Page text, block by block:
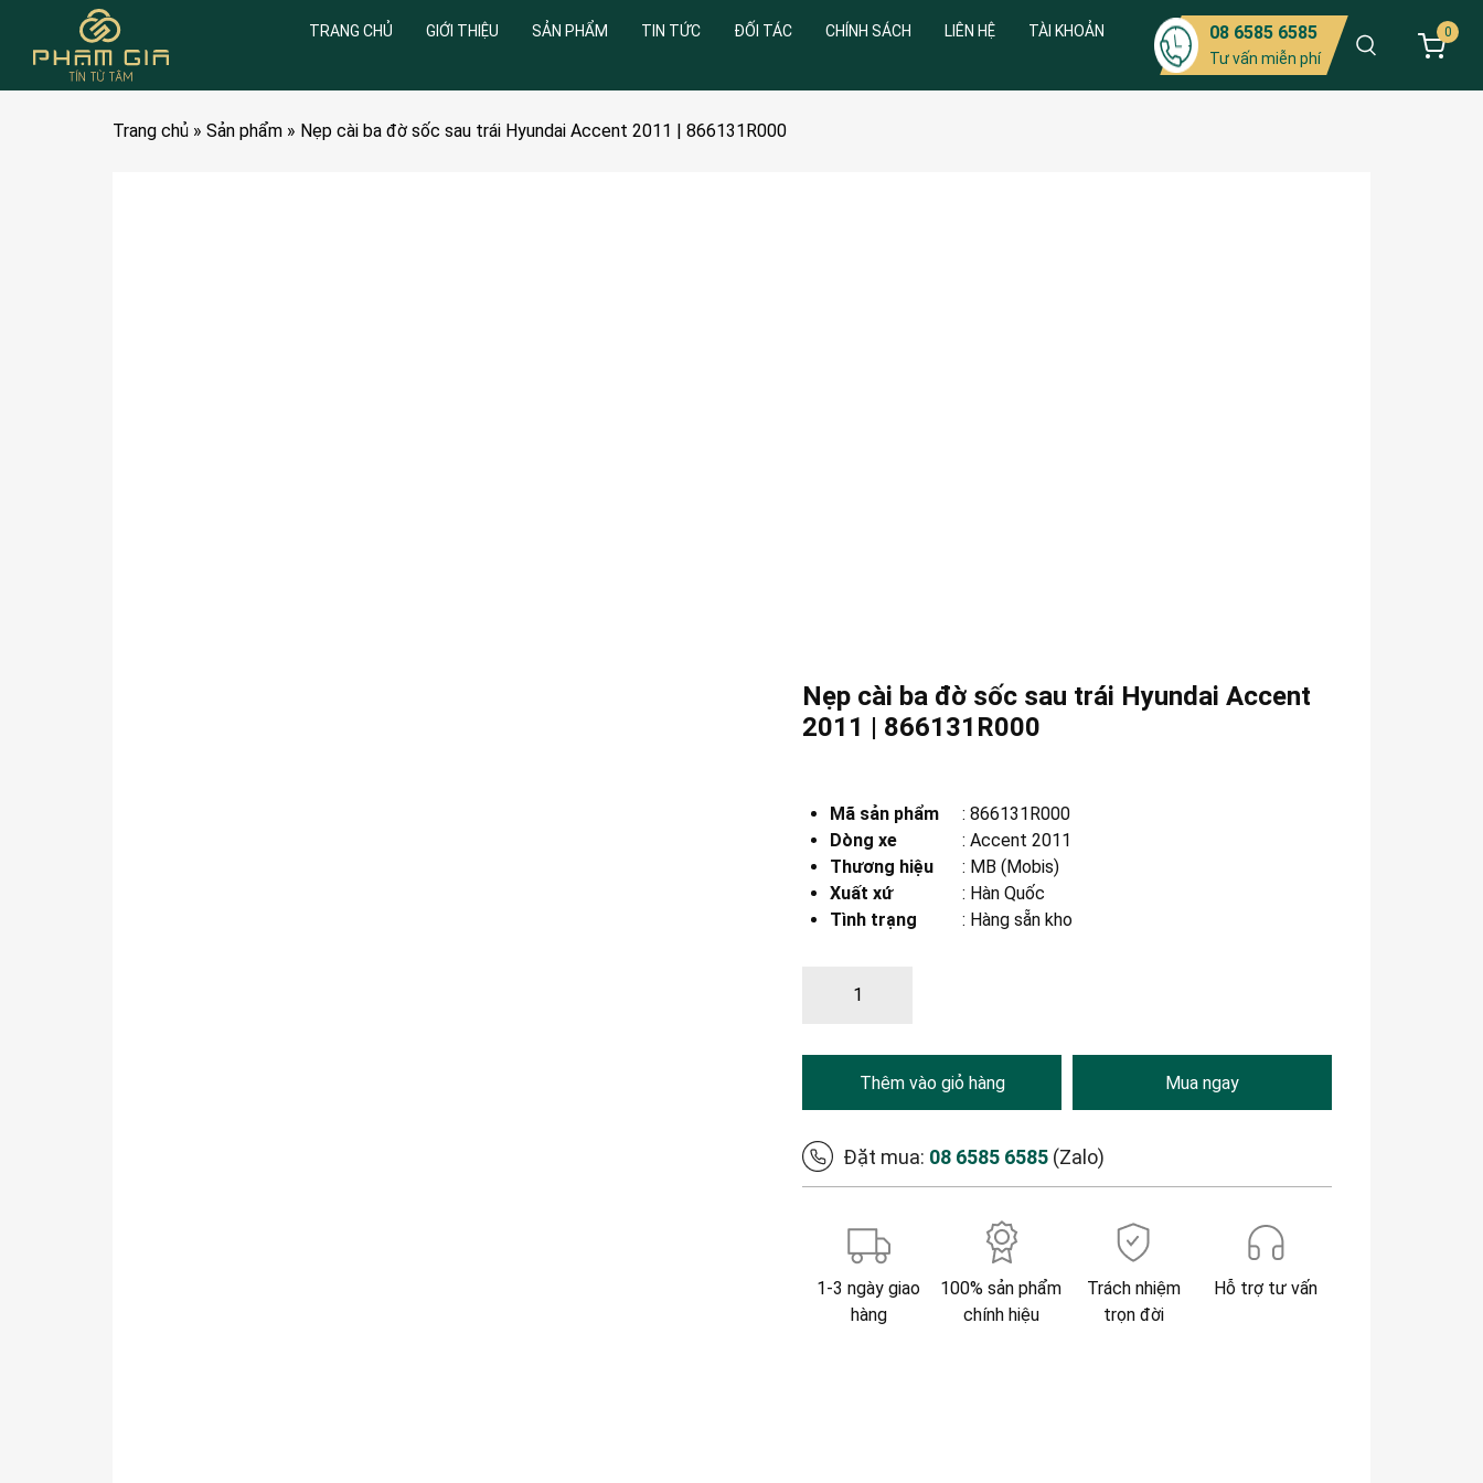
TRANG CHỦ GIỚI THIỆU SẢN PHẨM TIN TỨC ĐỐI TÁC CHÍNH SÁCH LIÊN HỆ TÀI KHOẢN 08 6585 6585
Tư vấn miễn phí
0
Trang chủ » Sản phẩm » Nẹp cài ba đờ sốc sau trái Hyundai Accent 2011 | 866131R000
Nẹp cài ba đờ sốc sau trái Hyundai Accent
2011 | 866131R000
Mã sản phẩm : 866131R000
Dòng xe
: Accent 2011
Thương hiệu
: MB (Mobis)
Xuất xứ
: Hàn Quốc
Tình trạng
: Hàng sẵn kho
Thêm vào giỏ hàng Mua ngay
Đặt mua: 08 6585 6585 (Zalo)
1-3 ngày giao
hàng
100% sản phẩm
chính hiệu
Trách nhiệm
trọn đời
Hỗ trợ tư vấn